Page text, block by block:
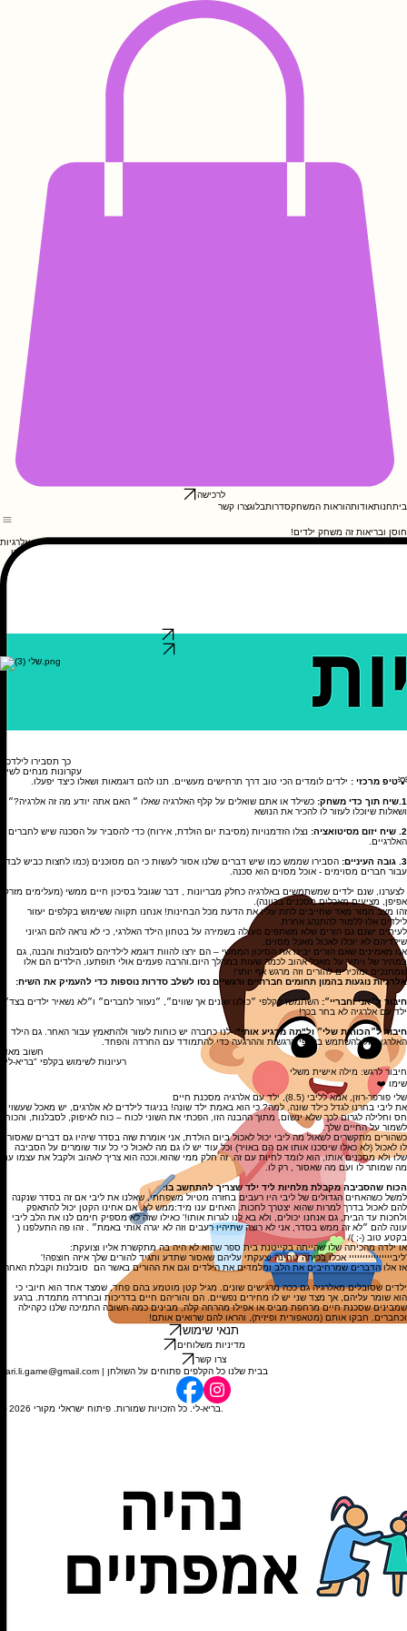
לרכישה
ביתחנותאודותהוראות המשחקסדרותבלוגצרו קשר
חוסן ובריאות זה משחק ילדים!
אלרגיות
אלרגיה בילדים היא תופעה המתבטאת בתגובות חיסוניות מוגזמות לחומרים שבדרך כלל אינם מזיקים לנו
(כגון מזון, תרופות או אבקנים). מערכת החיסון מזהה חומרים אלו כ"פולשים" ומפעילה שחרור היסטמינים,
כך תסבירו לילדכם
אלרגיה בילדים היא תופעה המתבטאת בתגובות חיסוניות מוגזמות לחומרים שבדרך כלל אינם מזיקים לנו
(כגון מזון, תרופות או אבקנים). מערכת החיסון מזהה חומרים אלו כ"פולשים" ומפעילה שחרור היסטמינים,
המוביל לתסמינים.
האלרגיות עשויות להתבטא באופנים שונים
(נזלת, פריחה, אסטמה) ובמערכות שונות בגוף.
הגורמים השכיחים ביותר לאנפילקסיס בקרב ילדים הם אלרגיות למזון (בוטנים, חלב, דגים, פירות ים אגוזים,
כך תסבירו לילדכם
עקרונות מנחים לשיח
💡טיפ מרכזי : ילדים לומדים הכי טוב דרך תרחישים מעשיים. תנו להם דוגמאות ושאלו כיצד יפעלו.
1.שיח תוך כדי משחק:
כשילד או אתם שואלים על קלף האלרגיה שאלו ״ האם אתה יודע מה זה אלרגיה?״
ושאלות שיוכלו לעזור לו להכיר את הנושא
2. שיח יזום מסיטואציה:
נצלו הזדמנויות (מסיבת יום הולדת, אירוח) כדי להסביר על הסכנה שיש לחברים
האלרגיים.
3. גובה העיניים:
הסבירו שממש כמו שיש דברים שלנו אסור לעשות כי הם מסוכנים (כמו לחצות כביש לבד),
עבור חברים מסוימים - אוכל מסוים הוא סכנה.
לצערנו, שנם ילדים שמשתמשים באלרגיה כחלק מבריונות , דבר שגובל בסיכון חיים ממשי (מעלימים מזרק
אפיפן, מציעים מאכלים מסכנים בכוונה).
זהו מצב חמור מאד שחייבים לתת עליו את הדעת מכל הבחינות! אנחנו תקווה ששימוש בקלפים יעזור
לילדים אלו ללמוד להתנהג אחרת.
לעיתים ישנם גם הורים שלא משתפים פעולה בשמירה על בטחון הילד האלרגי, כי לא נראה להם הגיוני
שילדיהם לא יוכלו לאכול מאכל מסוים.
אנו מאמינים שאם הורים יבינו את הסיכון הממשי – הם ירצו להוות דוגמא לילדיהם לסובלנות והבנה, גם
במחיר של ויתור על מאכל אהוב לכמה שעות במהלך היום.והרבה פעמים אולי תופתעו, הילדים הם אלו
שמחנכים ומזכירים להורים וזה מרגש אף יותר!
אלרגיות נוגעות בהמון תחומים חברתיים ורגשיים נסו לשלב סדרות נוספות כדי להעמיק את השיח:
חיבור ל״אני וחבריי״: השתמשו בקלפי ״כולנו שונים אך שווים״, ״נעזור לחברים״ ו״לא נשאיר ילדים בצד״.
ילד עם אלרגיה לא בחר בכך!
חיבור ל״הכוחות שלי״ ול"מה מרגיע אותי": לנו כחברה יש כוחות לעזור ולהתאמץ עבור האחר. גם הילד
האלרגי יכול להשתמש בקלפי הרגשות וההרגעה כדי להתמודד עם החרדה והפחד.
!חשוב מאד
חיבור לרגש: מילה אישית משלי
שימו ❤️
שלי פורפר-רוזן, אמא לליבי (8.5), ילד עם אלרגיה מסכנת חיים
את ליבי בחרנו לגדל כילד שונה. למה? כי הוא באמת ילד שונה! בניגוד לילדים לא אלרגים, יש מאכל שעשוי
חס וחלילה לגרום לכך שלא ינשום. מתוך ההבנה הזו, הפכתי את השוני לכוח – כוח לאיפוק, לסבלנות, והכוח
לשמור על החיים שלך.
כשהורים מתקשרים לשאול מה ליבי יכול לאכול ביום הולדת, אני אומרת שזה בסדר שיהיו גם דברים שאסור
לו לאכול (לא כאלו שיסכנו אותו אם הם באויר) וכל עוד יש לו גם מה לאכול כי כל עוד שומרים על הסביבה
שלו ולא מסכנים אותו, הוא לומד לחיות עם זה. זה חלק ממי שהוא.וככה הוא צריך לאהוב ולקבל את עצמו עם
מה שמותר לו ועם מה שאסור , רק לו.
הכוח שהסביבה מקבלת מלחיות ליד ילד שצריך להתחשב בו:
למשל כשהאחים הגדולים של ליבי היו רעבים בחזרה מטיול משפחתי, שאלנו את ליבי אם זה בסדר שנקנה
להם לאכול בדרך למרות שהוא יצטרך לחכות. האחים ענו מיד:ממש לא, אם אחינו הקטן יכול להתאפק
ולחכות עד הבית, גם אנחנו יכולים, ולא בא לנו לגרות אותו!' כאילו שזה לא מספיק חימם לנו את הלב ליבי
עונה להם ״לא זה ממש בסדר, אני לא רוצה שתיהיו רעבים וזה לא יגרה אותי באמת״ . זהו פה התעלפנו (
בקטע טוב (-; )/
או ילדה מהכיתה שלו שהייתה בקייטנת בית ספר שהוא לא היה בה מתקשרת אליו וצועקת:
'ליביייייייייייייייי אכלו בכיתה טחינה וצעקתי עליהם שאסור שתדע ותגיד להורים שלך איזה חוצפה!'
אז אלו הדברים שמרחיבים את הלב ומלמדים את הילדים וגם את ההורים באשר הם סובלנות וקבלת האחר.
ילדים שסובלים מאלרגיה גם ככה מרגישים שונים. מגיל קטן מוטמע בהם פחד, שמצד אחד הוא חיובי כי
הוא שומר עליהם, אך מצד שני יש לו מחירים נפשיים. הם והוריהם חיים בדריכות ובחרדה מתמדת. ברגע
שמבינים שסכנת חיים מרחפת מביס או אפילו מהרחה קלה, מבינים כמה חשובה התמיכה שלנו כקהילה
וכחברים. חבקו אותם (מטאפורית ופיזית), והראו להם שרואים אותם!
תנאי שימוש
מדיניות משלוחים
צרו קשר
bari.li.game@gmail.com | בבית שלנו כל הקלפים פתוחים על השולחן
© 2026 בריא-לי. כל הזכויות שמורות. פיתוח ישראלי מקורי.